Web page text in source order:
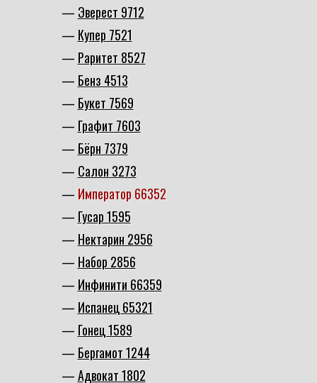
Эверест 9712
Купер 7521
Раритет 8527
Бенз 4513
Букет 7569
Графит 7603
Бёрн 7379
Салон 3273
Император 66352
Гусар 1595
Нектарин 2956
Набор 2856
Инфинити 66359
Испанец 65321
Гонец 1589
Бергамот 1244
Адвокат 1802